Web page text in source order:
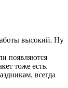
высокий. Ну
появляются
тоже есть.
всегда